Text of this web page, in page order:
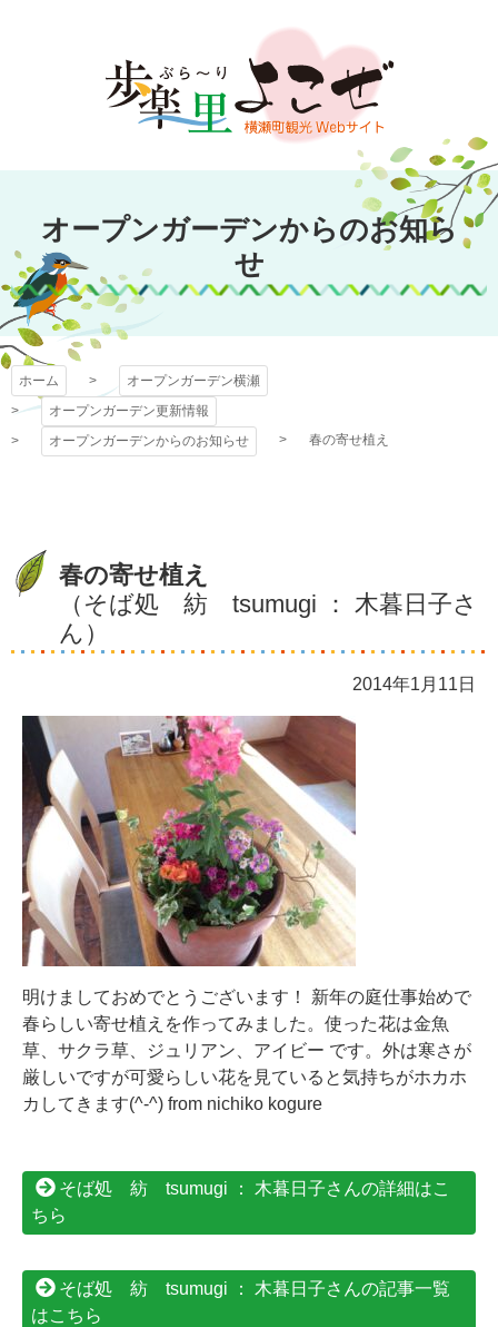
文
キ
プ
オープンガーデン
横瀬
オープンガーデンからのお知ら
せ
ホーム
オープンガーデン横瀬
オープンガーデン更新情報
オープンガーデンからのお知らせ
春の寄せ植え
春の寄せ植え
（そば処 紡 tsumugi ： 木暮日子さ
ん）
2014年1月11日
明けましておめでとうございます！ 新年の庭仕事始めで
春らしい寄せ植えを作ってみました。使った花は金魚
草、サクラ草、ジュリアン、アイビー です。外は寒さが
厳しいですが可愛らしい花を見ていると気持ちがホカホ
カしてきます(^-^) from nichiko kogure
そば処 紡 tsumugi ： 木暮日子さんの詳細はこ
ちら
そば処 紡 tsumugi ： 木暮日子さんの記事一覧
はこちら